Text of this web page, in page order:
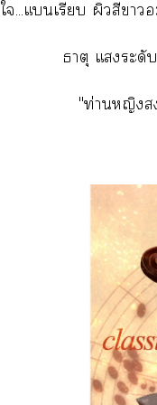
ใ...แเรียบ ผิวสีา
ธาตุ แระดั
"ท่านหญิงส